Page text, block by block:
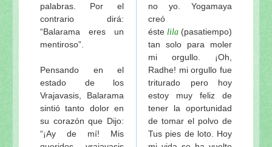
palabras. Por el
contrario dirá:
“Balarama eres un
mentiroso”.
Pensando en el
estado de los
Vrajavasis, Balarama
sintió tanto dolor en
su corazón que Dijo:
“¡Ay de mí! Mis
no yo. Yogamaya
creó
éste lila (pasatiempo)
tan solo para moler
mi orgullo. ¡Oh,
Radhe! mi orgullo fue
triturado pero hoy
estoy muy feliz de
tener la oportunidad
de tomar el polvo de
Tus pies de loto. Hoy